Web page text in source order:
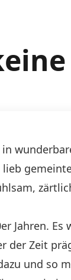
Jahren.
der Zeit
und so